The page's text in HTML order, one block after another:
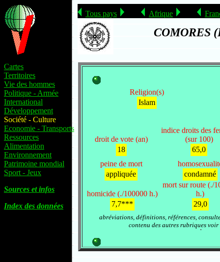
Tous pays Afrique
COMORES
Cartes
Territoires
Vie des hommes
Politique - Armée
International
Développement
Société - Culture
Economie - Transports
Ressources
Alimentation
Environnement
Patrimoine mondial
Sport - Jeux
Sources et infos
Index des données
Religion(s)
Islam
droit de vote (an)
indice droits des
(sur 100)
18
65,0
peine de mort
appliquée
condamné
homicide (./100000 h.)
mort sur route (./
h.)
7,7***
29,0
abréviations, définitions, références,
contenu des autres rubriques voir